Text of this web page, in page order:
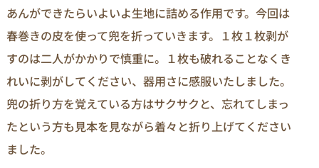
あんができたらいよいよ生地に詰める作用です。今回は
春巻きの皮を使って兜を折っていきます。１枚１枚剥が
すのは二人がかかりで慎重に。１枚も破れることなくき
れいに剥がしてください、器用さに感服いたしました。
兜の折り方を覚えている方はサクサクと、忘れてしまっ
たという方も見本を見ながら着々と折り上げてください
ました。